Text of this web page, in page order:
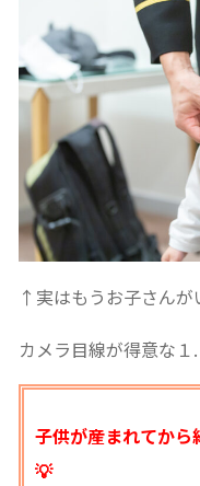
↑実はもうお子さんが
カメラ目線が得意な１.
子供が産まれてか
💡